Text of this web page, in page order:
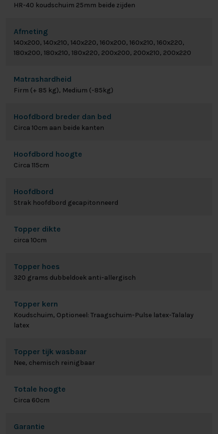
HR-40 koudschuim 25mm beide zijden
Afmeting
140x200, 140x210, 140x220, 160x200, 160x210, 160x220,
180x200, 180x210, 180x220, 200x200, 200x210, 200x220
Matrashardheid
Firm (+ 85 kg), Medium (-85kg)
Hoofdbord breder dan bed
Circa 10cm aan beide kanten
Hoofdbord hoogte
Circa 115cm
Hoofdbord
Strak hoofdbord gecapitonneerd
Topper dikte
circa 10cm
Topper hoes
320 grams dubbeldoek anti-allergisch
Topper kern
Koudschuim, Optioneel: Traagschuim-Pulse latex-Talalay
latex
Topper tijk wasbaar
Nee, chemisch reinigbaar
Totale hoogte
Circa 60cm
Garantie